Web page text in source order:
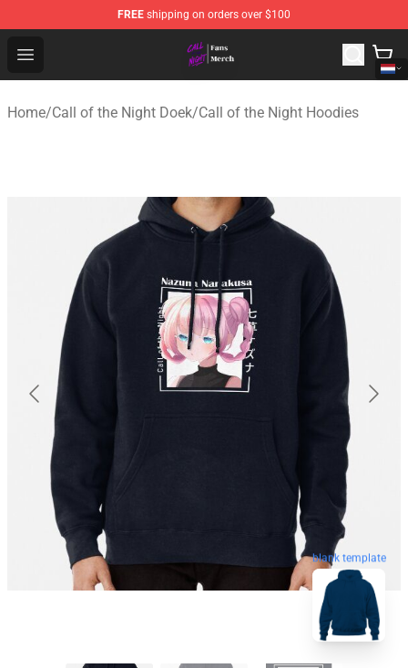
FREE shipping on orders over $100
Open menu
Call of the Night Store - Official Call of the Night
Home/Call of the Night Doek/Call of the Night Hoodies
blank template